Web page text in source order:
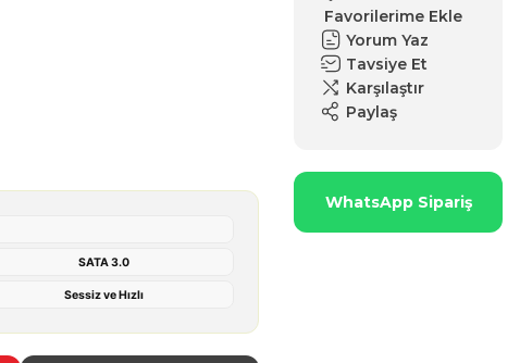
SATA 3.0
Sessiz ve Hızlı
Yorum Yaz
Tavsiye Et
Karşılaştır
Paylaş
WhatsApp Sipariş